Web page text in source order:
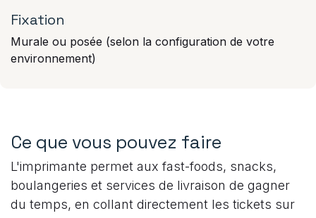
Fixation
Murale ou posée (selon la configuration de votre
environnement)
Ce que vous pouvez faire
L'imprimante permet aux fast-foods, snacks,
boulangeries et services de livraison de gagner
du temps, en collant directement les tickets sur